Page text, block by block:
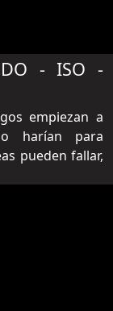
- ISO -
empiezan a
harían para
pueden fallar,